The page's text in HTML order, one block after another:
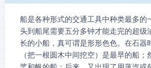
船是各种形式的交通工具中种类最多的
头到船尾需要五分多钟才能走完的超级
长的小船，真可谓是形形色色。在石器
（把一根圆木中间挖空）是最早的船；